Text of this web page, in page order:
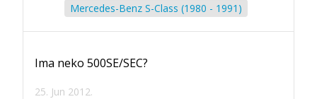
Mercedes-Benz S-Class (1980 - 1991)
Ima neko 500SE/SEC?
25. Jun 2012.